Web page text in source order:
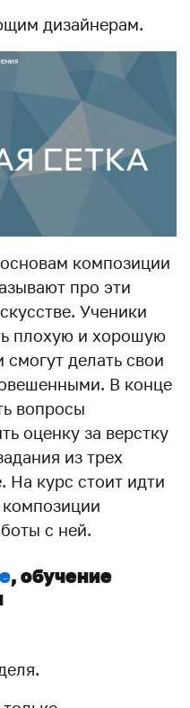
дизайнерам.
композиции
про эти
Ученики
плохую и хорошую
делать свои
В конце
вопросы
оценку за верстку
из трех
На курс стоит идти
с ней.
, обучение